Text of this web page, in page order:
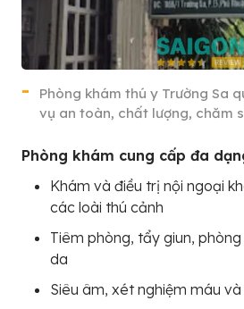
Phòng khám thú y Trường Sa
vụ an toàn, chất lượng, chăm
Phòng khám cung cấp đa
Khám và điều trị nội ngoại
các loài thú cảnh
Tiêm phòng, tẩy giun,
da
Siêu âm, xét nghiệm máu